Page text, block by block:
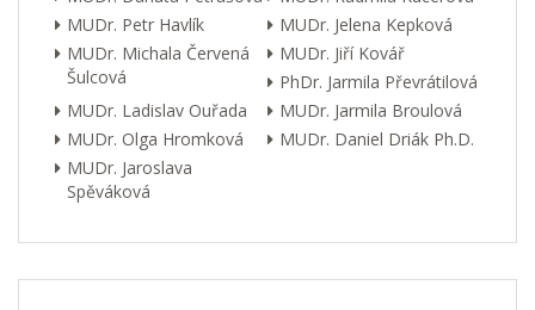
MUDr. Petr Havlík
MUDr. Jelena Kepková
MUDr. Michala Červená
Šulcová
MUDr. Jiří Kovář
PhDr. Jarmila Převrátilová
MUDr. Ladislav Ouřada
MUDr. Jarmila Broulová
MUDr. Olga Hromková
MUDr. Daniel Driák Ph.D.
MUDr. Jaroslava
Spěváková